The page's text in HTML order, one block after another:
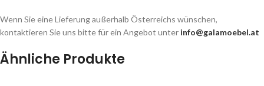
Wenn Sie eine Lieferung außerhalb Österreichs wünschen,
kontaktieren Sie uns bitte für ein Angebot unter info@galamoebel.at
Ähnliche Produkte